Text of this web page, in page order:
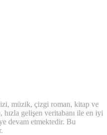
müzik, çizgi roman, kitap ve
hızla gelişen veritabanı ile en iyi
devam etmektedir. Bu